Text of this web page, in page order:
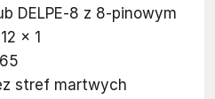
DELPE‐8 z 8-pinowym
x 1
stref martwych